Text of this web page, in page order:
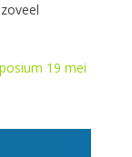
19 mei